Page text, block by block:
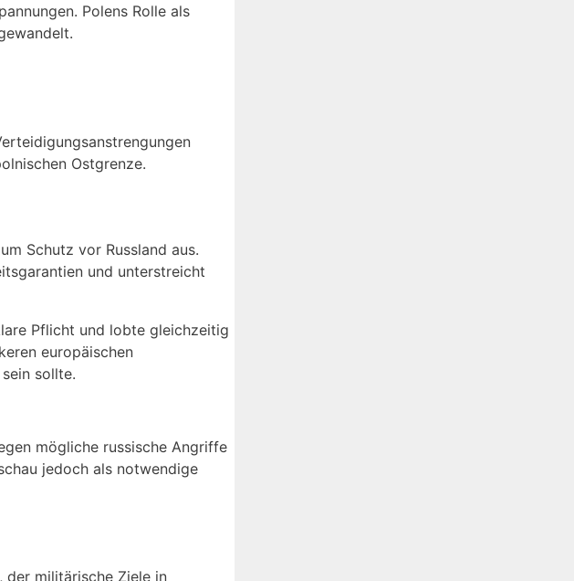
Polens Rolle als
Ostgrenze.
Schutz vor Russland aus.
und unterstreicht
Pflicht und lobte gleichzeitig
europäischen
sollte.
mögliche russische Angriffe
jedoch als notwendige
der militärische Ziele in